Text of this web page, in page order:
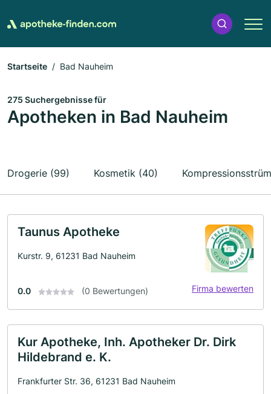
Startseite Bad Nauheim
275 Suchergebnisse für
Apotheken in Bad Nauheim
Drogerie (99) Kosmetik (40)
Taunus Apotheke
Kurstr. 9, 61231 Bad Nauheim
0.0 (0 Bewertungen) Firma bewerten
Kur Apotheke, Inh. Apotheker Dr. Dirk
Hildebrand e. K.
Frankfurter Str. 36, 61231 Bad Nauheim